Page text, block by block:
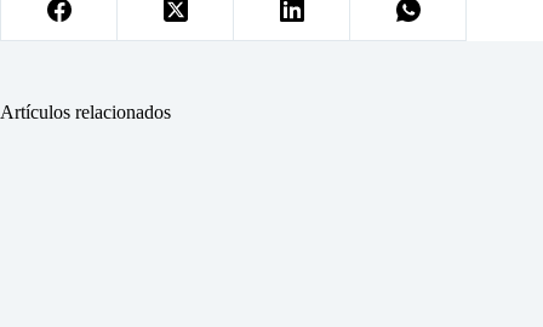
Artículos relacionados